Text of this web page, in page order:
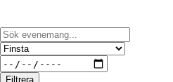
Filtrera